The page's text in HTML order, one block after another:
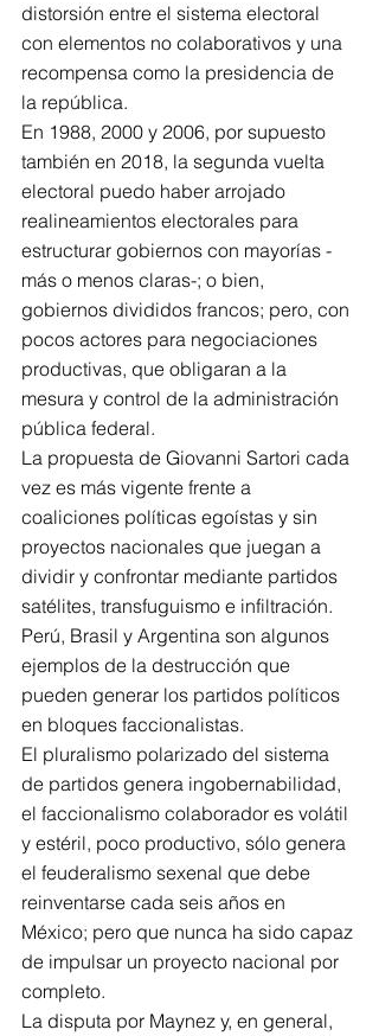
distorsión entre el sistema electoral
con elementos no colaborativos y una
recompensa como la presidencia de
la república.
En 1988, 2000 y 2006, por supuesto
también en 2018, la segunda vuelta
electoral puedo haber arrojado
realineamientos electorales para
estructurar gobiernos con mayorías -
más o menos claras-; o bien,
gobiernos divididos francos; pero, con
pocos actores para negociaciones
productivas, que obligaran a la
mesura y control de la administración
pública federal.
La propuesta de Giovanni Sartori cada
vez es más vigente frente a
coaliciones políticas egoístas y sin
proyectos nacionales que juegan a
dividir y confrontar mediante partidos
satélites, transfuguismo e infiltración.
Perú, Brasil y Argentina son algunos
ejemplos de la destrucción que
pueden generar los partidos políticos
en bloques faccionalistas.
El pluralismo polarizado del sistema
de partidos genera ingobernabilidad,
el faccionalismo colaborador es volátil
y estéril, poco productivo, sólo genera
el feuderalismo sexenal que debe
reinventarse cada seis años en
México; pero que nunca ha sido capaz
de impulsar un proyecto nacional por
completo.
La disputa por Maynez y, en general,